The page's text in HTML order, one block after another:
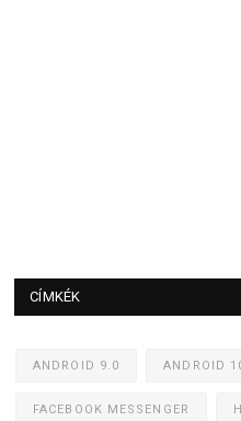
CÍMKÉK
ANDROID 9.0 ANDROID
FACEBOOK MESSENGER